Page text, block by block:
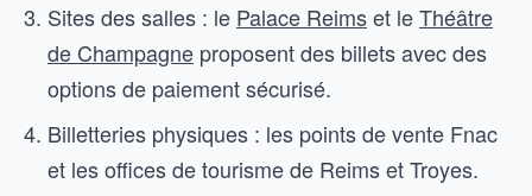
Sites des salles : le Palace Reimset leThéâtre
de Champagne proposent des billets avec des
options de paiement sécurisé.
Billetteries physiques : les points de vente Fnac
et les offices de tourisme de Reims et Troyes.